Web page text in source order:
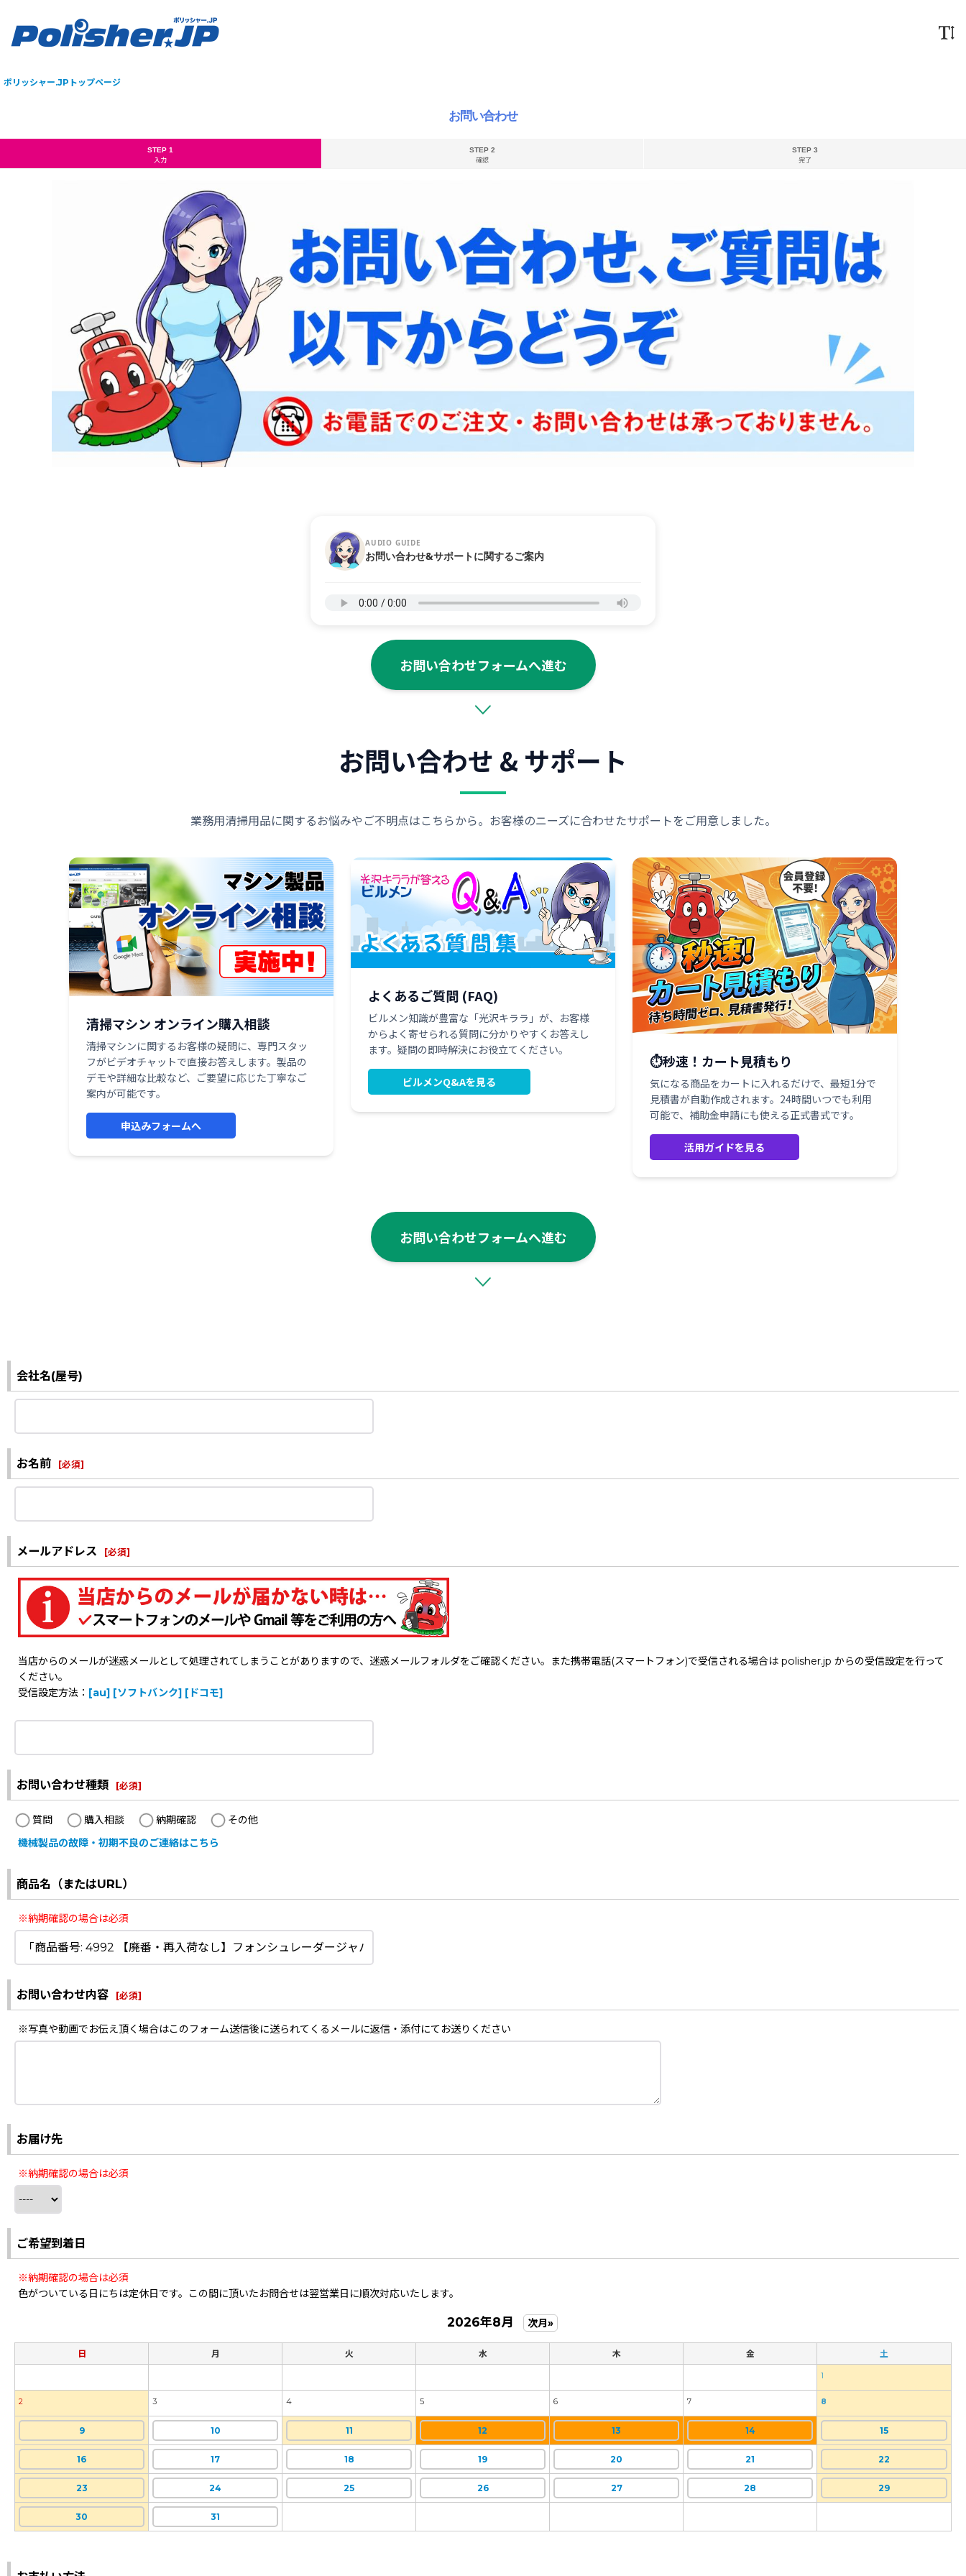
ポリッシャー.JPトップページ
お問い合わせ
STEP 1
入力
STEP 2
確認
STEP 3
完了
AUDIO GUIDE
お問い合わせ&サポートに関するご案内
お問い合わせフォームへ進む
お問い合わせ & サポート
業務用清掃用品に関するお悩みやご不明点はこちらから。お客様のニーズに合わせたサポートをご用意しました。
清掃マシン オンライン購入相談
清掃マシンに関するお客様の疑問に、専門スタッ
フがビデオチャットで直接お答えします。製品の
デモや詳細な比較など、ご要望に応じた丁寧なご
案内が可能です。
申込みフォームへ
よくあるご質問 (FAQ)
ビルメン知識が豊富な「光沢キララ」が、お客様
からよく寄せられる質問に分かりやすくお答えし
ます。疑問の即時解決にお役立てください。
ビルメンQ&Aを見る
⏱️秒速！カート見積もり
気になる商品をカートに入れるだけで、最短1分で
見積書が自動作成されます。24時間いつでも利用
可能で、補助金申請にも使える正式書式です。
活用ガイドを見る
お問い合わせフォームへ進む
会社名(屋号)
お名前 [必須]
メールアドレス [必須]
当店からのメールが迷惑メールとして処理されてしまうことがありますので、迷惑メールフォルダをご確認ください。また携帯電話(スマートフォン)で受信される場合は polisher.jp からの受信設定を行って
ください。
受信設定方法： [au] [ソフトバンク] [ドコモ]
お問い合わせ種類 [必須]
質問 購入相談 納期確認
その他
機械製品の故障・初期不良のご連絡はこちら
商品名（またはURL）
※納期確認の場合は必須
お問い合わせ内容 [必須]
※写真や動画でお伝え頂く場合はこのフォーム送信後に送られてくるメールに返信・添付にてお送りください
お届け先
※納期確認の場合は必須
ご希望到着日
※納期確認の場合は必須
色がついている日にちは定休日です。この間に頂いたお問合せは翌営業日に順次対応いたします。
2026年8月 次月»
日 月 火 水 木 金 土
1
2 3 4 5 6 7 8
9 10 11 12 13 14 15
16 17 18 19 20 21 22
23 24 25 26 27 28 29
30 31